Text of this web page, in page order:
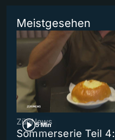
Meistgesehen
5 Min
ZüriNews
Sommerserie Teil 4: